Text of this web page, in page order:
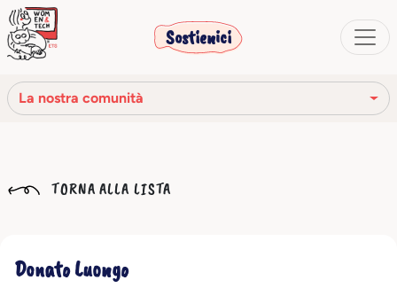
Sostienici
La nostra comunità
La nostra storia
TORNA ALLA LISTA
Donato Luongo